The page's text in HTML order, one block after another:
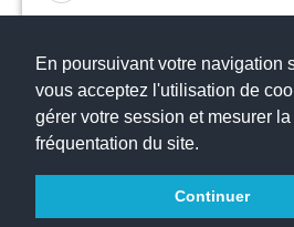
En poursuivant votre navigation
vous acceptez l'utilisation de
gérer votre session et mesurer la
fréquentation du site.
Continuer
Collège Jacqueline de Romilly,
77700 MAGNY LE HONGRE
© Copyright 2016Collège Jacqueline de
Websco